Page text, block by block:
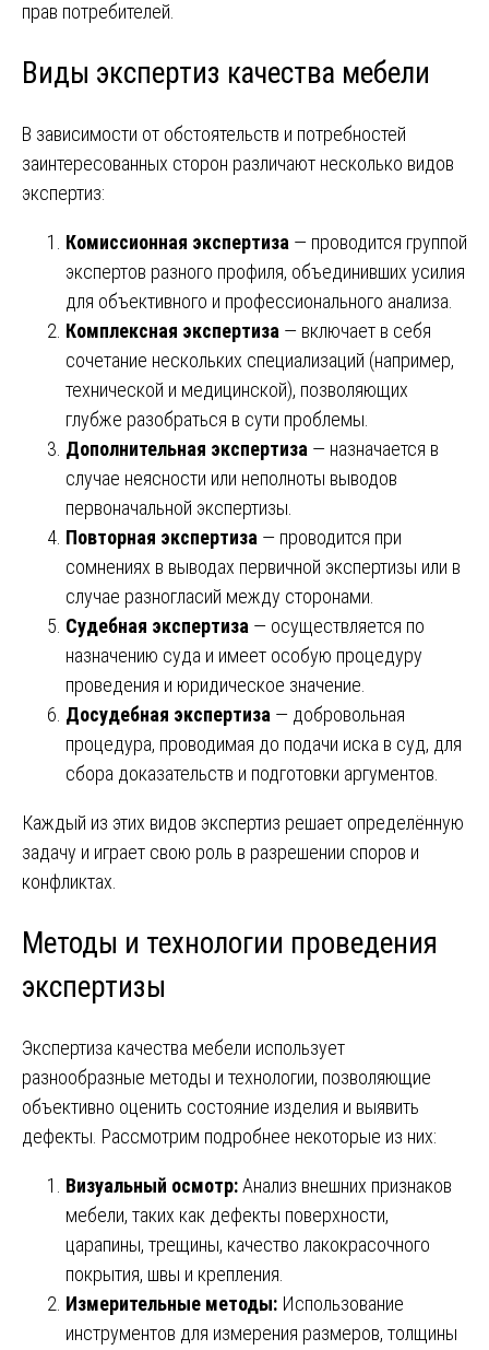
прав потребителей.
Виды экспертиз качества мебели
В зависимости от обстоятельств и потребностей
заинтересованных сторон различают несколько видов
экспертиз:
Комиссионная экспертиза — проводится группой
экспертов разного профиля, объединивших усилия
для объективного и профессионального анализа.
Комплексная экспертиза — включает в себя
сочетание нескольких специализаций (например,
технической и медицинской), позволяющих
глубже разобраться в сути проблемы.
Дополнительная экспертиза — назначается в
случае неясности или неполноты выводов
первоначальной экспертизы.
Повторная экспертиза — проводится при
сомнениях в выводах первичной экспертизы или в
случае разногласий между сторонами.
Судебная экспертиза — осуществляется по
назначению суда и имеет особую процедуру
проведения и юридическое значение.
Досудебная экспертиза — добровольная
процедура, проводимая до подачи иска в суд, для
сбора доказательств и подготовки аргументов.
Каждый из этих видов экспертиз решает определённую
задачу и играет свою роль в разрешении споров и
конфликтах.
Методы и технологии проведения
экспертизы
Экспертиза качества мебели использует
разнообразные методы и технологии, позволяющие
объективно оценить состояние изделия и выявить
дефекты. Рассмотрим подробнее некоторые из них:
Визуальный осмотр:Анализ внешних признаков
мебели, таких как дефекты поверхности,
царапины, трещины, качество лакокрасочного
покрытия, швы и крепления.
Измерительные методы: Использование
инструментов для измерения размеров, толщины